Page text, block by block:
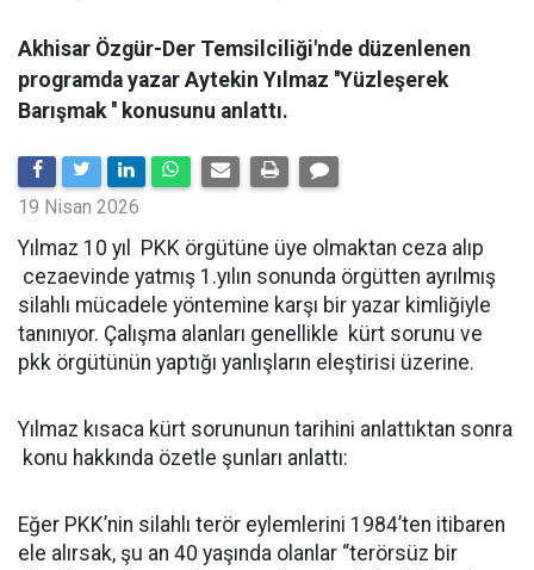
Akhisar Özgür-Der Temsilciliği'nde düzenlenen
programda yazar Aytekin Yılmaz ''Yüzleşerek
Barışmak '' konusunu anlattı.
19 Nisan 2026
Yılmaz 10 yıl PKK örgütüne üye olmaktan ceza alıp
cezaevinde yatmış 1.yılın sonunda örgütten ayrılmış
silahlı mücadele yöntemine karşı bir yazar kimliğiyle
tanınıyor. Çalışma alanları genellikle kürt sorunu ve
pkk örgütünün yaptığı yanlışların eleştirisi üzerine.
Yılmaz kısaca kürt sorununun tarihini anlattıktan sonra
konu hakkında özetle şunları anlattı:
Eğer PKK’nin silahlı terör eylemlerini 1984’ten itibaren
ele alırsak, şu an 40 yaşında olanlar “terörsüz bir